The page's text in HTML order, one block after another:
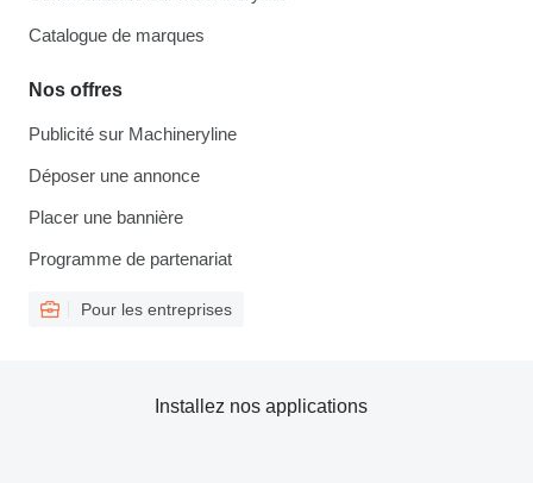
Catalogue de marques
Nos offres
Publicité sur Machineryline
Déposer une annonce
Placer une bannière
Programme de partenariat
Pour les entreprises
Installez nos applications